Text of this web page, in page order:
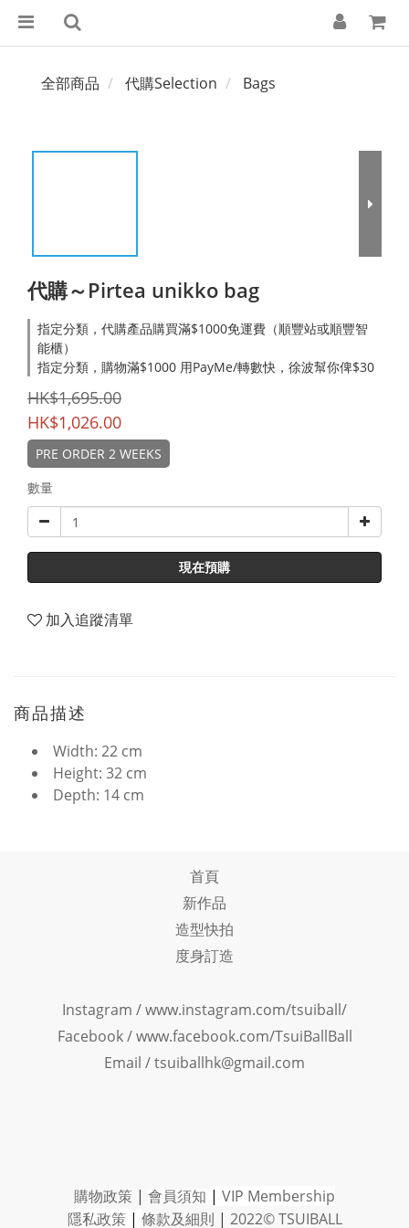
全部商品 代購Selection Bags
代購～Pirtea unikko bag
指定分類，代購產品購買滿$1000免運費（順豐站或順豐智
能櫃）
指定分類，購物滿$1000 用PayMe/轉數快，徐波幫你俾$30
HK$1,695.00
HK$1,026.00
PRE ORDER 2 WEEKS
數量
現在預購
加入追蹤清單
商品描述
Width: 22 cm
Height: 32 cm
Depth: 14 cm
首頁
新作品
造型快拍
度身訂造
Instagram /www.instagram.com/tsuiball/
Facebook/www.facebook.com/TsuiBallBall
Email / tsuiballhk@gmail.com
購物政策 | 會員須知 | VIP Membership
隱私政策 | 條款及細則 | 2022© TSUIBALL